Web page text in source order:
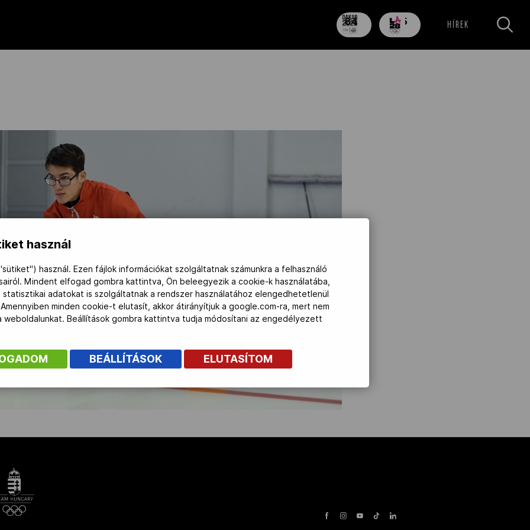
84
nap
705
nap HÍREK
használ
használ. Ezen fájlok információkat szolgáltatnak számunkra a felhasználó
Mindent elfogad gombra kattintva, Ön beleegyezik a cookie-k használatába,
statisztikai adatokat is szolgáltatnak a rendszer használatához elengedhetetlenül
minden cookie-t elutasít, akkor átirányítjuk a google.com-ra, mert nem
weboldalunkat. Beállítások gombra kattintva tudja módosítani az engedélyezett
BEÁLLÍTÁSOK ELUTASÍTOM